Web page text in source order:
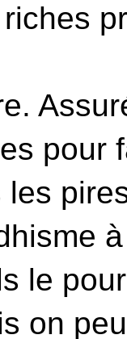
pour
le
on